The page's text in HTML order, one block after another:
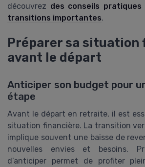
découvrez des conseils
transitions importantes.
Préparer sa situation
avant le départ
Anticiper son budget pour
étape
Avant le départ en retraite, il est
situation financière. La transition
implique souvent une baisse de
nouvelles envies et besoins.
d’anticiper permet de profiter